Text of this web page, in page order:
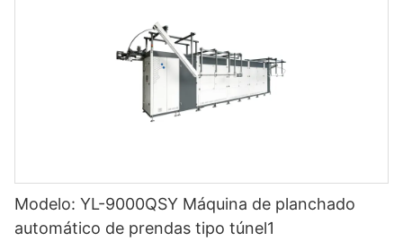
Modelo: YL-9000QSY Máquina de planchado
automático de prendas tipo túnel1